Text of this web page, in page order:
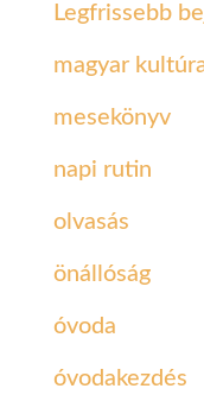
Legfrissebb
magyar
mesekönyv
napi rutin
olvasás
önállóság
óvoda
óvodakezdés